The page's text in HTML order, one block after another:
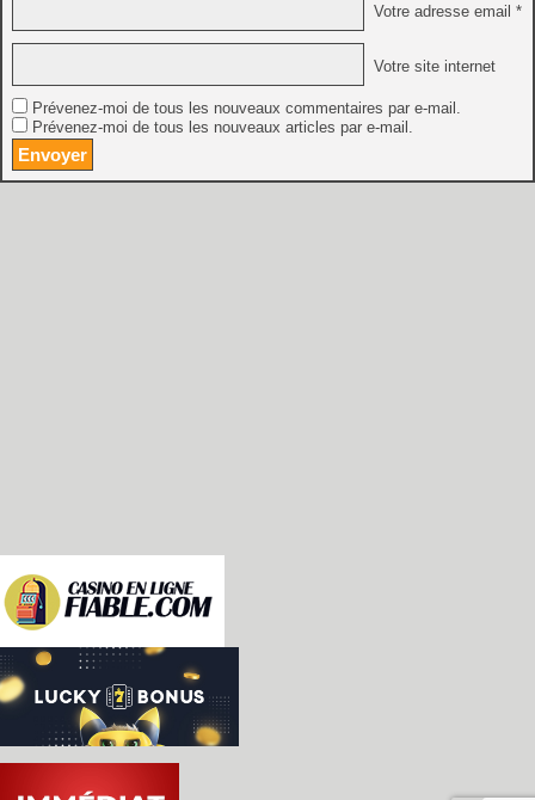
Votre adresse email *
Votre site internet
Prévenez-moi de tous les nouveaux commentaires par e-mail.
Prévenez-moi de tous les nouveaux articles par e-mail.